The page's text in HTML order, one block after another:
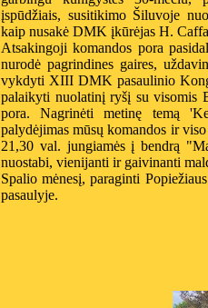
įspūdžiais, susitikimo Šiluvoje
kaip nusakė DMK įkūrėjas H.
Atsakingoji komandos pora
nurodė pagrindines gaires,
vykdyti XIII DMK pasaulinio
palaikyti nuolatinį ryšį su visomis
pora. Nagrinėti metinę temą
palydėjimas mūsų komandos ir
21,30 val. jungiamės į bendrą
nuostabi, vienijanti ir gaivinanti
Spalio mėnesį, paraginti
pasaulyje.